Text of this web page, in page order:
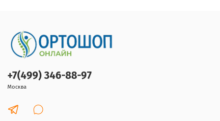
+7(499) 346-88-97
Москва